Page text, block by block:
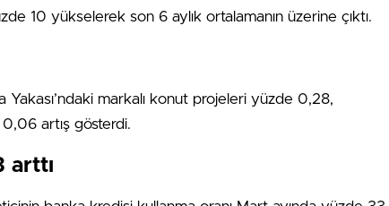
10 yükselerek son 6 aylık ortalamanın üzerine çıktı.
markalı konut projeleri yüzde 0,28,
artış gösterdi.
arttı